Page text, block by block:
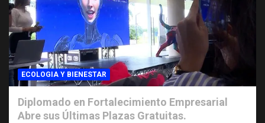
ECOLOGIA Y BIENESTAR
Diplomado en Fortalecimiento Empresarial
Abre sus Últimas Plazas Gratuitas.